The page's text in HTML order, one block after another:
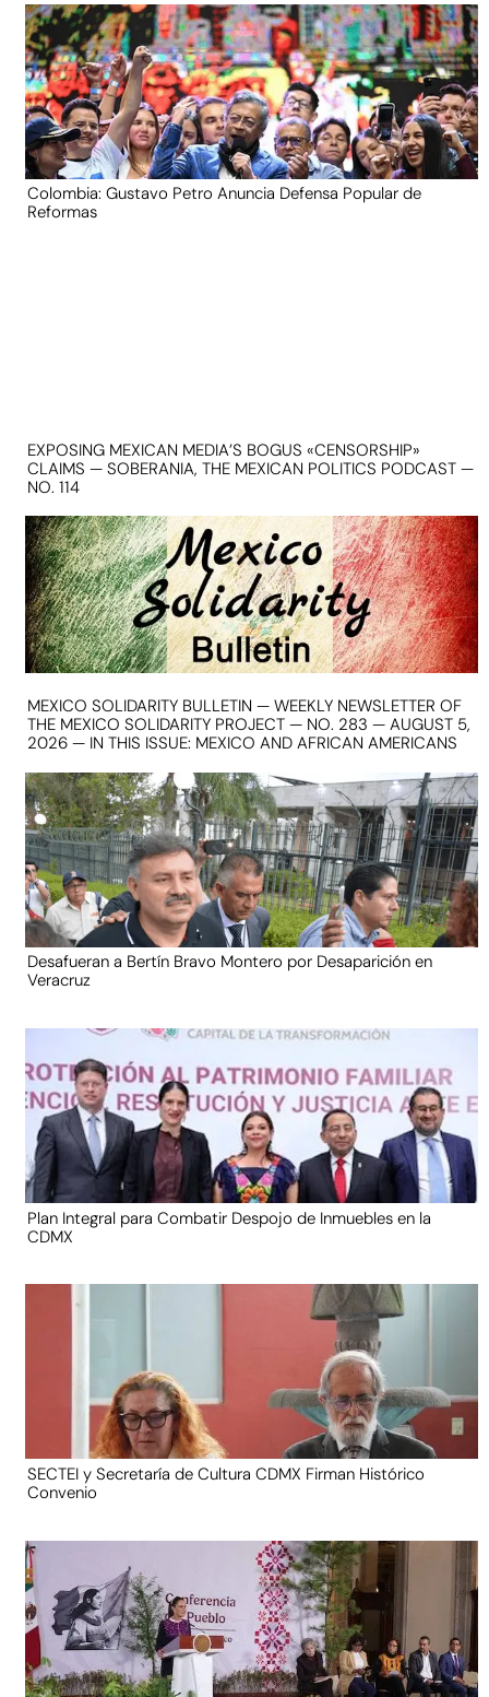
Colombia: Gustavo Petro Anuncia Defensa Popular de
Reformas
EXPOSING MEXICAN MEDIA’S BOGUS «CENSORSHIP»
CLAIMS — SOBERANIA, THE MEXICAN POLITICS PODCAST —
NO. 114
MEXICO SOLIDARITY BULLETIN — WEEKLY NEWSLETTER OF
THE MEXICO SOLIDARITY PROJECT — NO. 283 — AUGUST 5,
2026 — IN THIS ISSUE: MEXICO AND AFRICAN AMERICANS
Desafueran a Bertín Bravo Montero por Desaparición en
Veracruz
Plan Integral para Combatir Despojo de Inmuebles en la
CDMX
SECTEI y Secretaría de Cultura CDMX Firman Histórico
Convenio